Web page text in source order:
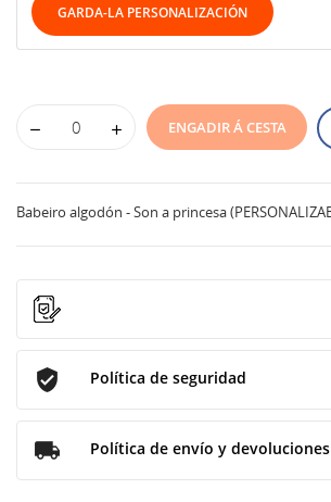
GARDA-LA PERSONALIZACIÓN
ENGADIR Á CESTA
Babeiro algodón - Son a princesa
Política de seguridad
Política de envío y devoluciones